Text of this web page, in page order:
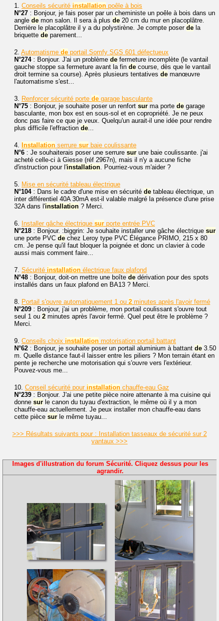
1. Conseils sécurité installation poêle à bois
N°27 : Bonjour, je fais poser par un cheministe un poêle à bois dans un
angle de mon salon. Il sera à plus de 20 cm du mur en placoplâtre.
Derrière le placoplâtre il y a du polystirène. Je compte poser de la
briquette de parement...
2. Automatisme de portail Somfy SGS 601 défectueux
N°274: Bonjour. J'ai un problème de fermeture incomplète (le vantail
gauche stoppe sa fermeture avant la fin de course, dès que le vantail
droit termine sa course). Après plusieurs tentatives de manœuvre
l'automatisme s'est...
3. Renforcer sécurité porte de garage basculante
N°75 : Bonjour, je souhaite poser un renfort sur ma porte de garage
basculante, mon box est en sous-sol et en copropriété. Je ne peux
donc pas faire ce que je veux. Quelqu'un aurait-il une idée pour rendre
plus difficile l'effraction de...
4. Installation serrure sur baie coulissante
N°6 : Je souhaiterais poser une serrure sur une baie coulissante. j'ai
acheté celle-ci à Giesse (réf 2967n), mais il n'y a aucune fiche
d'instruction pour l'installation. Pourriez-vous m'aider ?
5. Mise en sécurité tableau électrique
N°104: Dans le cadre d'une mise en sécurité de tableau électrique, un
inter différentiel 40A 30mA est-il valable malgré la présence d'une prise
32A dans l'installation ? Merci.
6. Installer gâche électrique sur porte entrée PVC
N°218 : Bonjour. :biggrin: Je souhaite installer une gâche électrique sur
une porte PVC de chez Leroy type PVC Élégance PRIMO, 215 x 80
cm. Je pense qu'il faut bloquer la poignée et donc un clavier à code
aussi mais comment faire...
7. Sécurité installation électrique faux plafond
N°48 : Bonjour, doit-on mettre une boîte de dérivation pour des spots
installés dans un faux plafond en BA13 ? Merci.
8. Portail s'ouvre automatiquement 1 ou 2 minutes après l'avoir fermé
N°209 : Bonjour, j'ai un problème, mon portail coulissant s'ouvre tout
seul 1 ou 2 minutes après l'avoir fermé. Quel peut être le problème ?
Merci.
9. Conseils choix installation motorisation portail battant
N°62 : Bonjour, je souhaite poser un portail aluminium à battant de 3.50
m. Quelle distance faut-il laisser entre les piliers ? Mon terrain étant en
pente je recherche une motorisation qui s'ouvre vers l'extérieur.
Pouvez-vous me...
10. Conseil sécurité pour installation chauffe-eau Gaz
N°239 : Bonjour. J'ai une petite pièce noire attenante à ma cuisine qui
donne sur le canon du tuyau d'extraction, le même où il y a mon
chauffe-eau actuellement. Je peux installer mon chauffe-eau dans
cette pièce sur le même tuyau...
>>> Résultats suivants pour : Installation tasseaux de sécurité sur 2
vantaux >>>
Images d'illustration du forum Sécurité. Cliquez dessus pour les
agrandir.